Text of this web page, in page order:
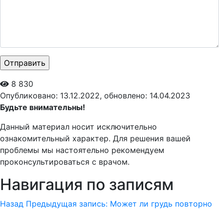
8 830
Опубликовано: 13.12.2022, обновлено: 14.04.2023
Будьте внимательны!
Данный материал носит исключительно
ознакомительный характер. Для решения вашей
проблемы мы настоятельно рекомендуем
проконсультироваться с врачом.
Навигация по записям
Назад Предыдущая запись: Может ли грудь повторно